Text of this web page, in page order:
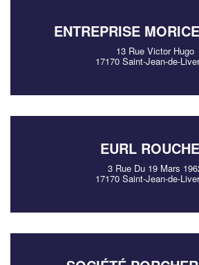
ENTREPRISE
13 Rue Victor Hugo
17170 Saint-Jean-de-
EURL
3 Rue Du 19 Mars
17170 Saint-Jean-de-